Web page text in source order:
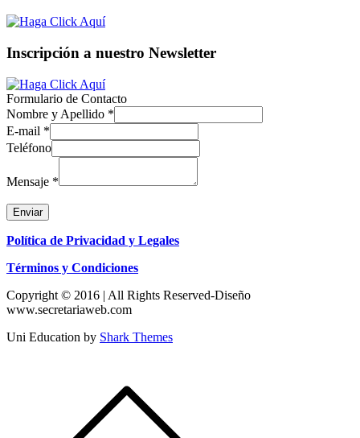
Inscripción a nuestro Newsletter
Formulario de Contacto
Nombre y Apellido *
E-mail *
Teléfono
Mensaje *
Enviar
Política de Privacidad y Legales
Términos y Condiciones
Copyright © 2016 | All Rights Reserved-Diseño
www.secretariaweb.com
Uni Education by Shark Themes